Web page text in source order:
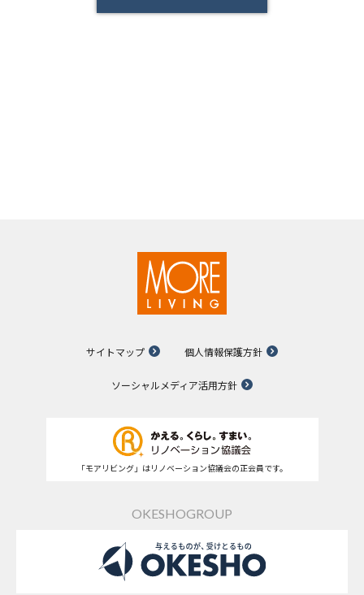
サイトマップ 個人情報保護方針
ソーシャルメディア活用方針
「モアリビング」はリノベーション協議会の正会員です。
OKESHOGROUP